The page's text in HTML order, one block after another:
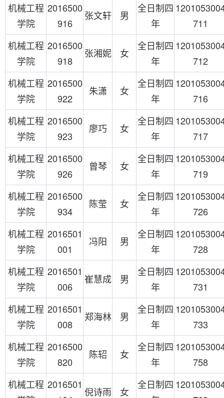
机械工程
学院
2016500
916
张文轩 男
全日制四
年
711
机械工程
学院
2016500
918
张湘妮 女
全日制四
年
712
机械工程
学院
2016500
922
朱潇 女
全日制四
年
716
机械工程
学院
2016500
923
廖巧 女
全日制四
年
717
机械工程
学院
2016500
926
曾琴 女
全日制四
年
719
机械工程
学院
2016500
934
陈莹 女
全日制四
年
726
机械工程
学院
2016501
001
冯阳 男
全日制四
年
728
机械工程
学院
2016501
006
崔慧成 男
全日制四
年
731
机械工程
学院
2016501
008
郑海林 男
全日制四
年
733
机械工程
学院
2016500
820
陈轺 女
全日制四
年
758
机械工程 2016501
倪诗雨 女
全日制四